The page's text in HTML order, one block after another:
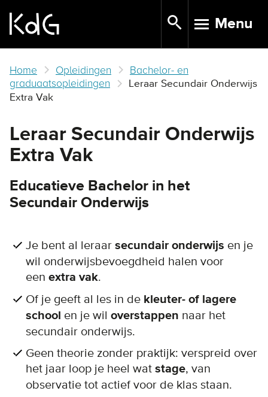
main
TOGGLE
Menu
Home Opleidingen
Bachelor- en
graduaatsopleidingen
Leraar Secundair Onderwijs
Extra Vak
Leraar Secundair Onderwijs
Extra Vak
Educatieve Bachelor in het
Secundair Onderwijs
Je bent al leraar secundair onderwijs en je
wil onderwijsbevoegdheid halen voor
een extra vak.
Of je geeft al les in de kleuter- of lagere
school en je wil overstappen naar het
secundair onderwijs.
Geen theorie zonder praktijk: verspreid over
het jaar loop je heel wat stage, van
observatie tot actief voor de klas staan.